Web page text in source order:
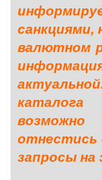
санкциями,
валютном
отнестись
запросы на